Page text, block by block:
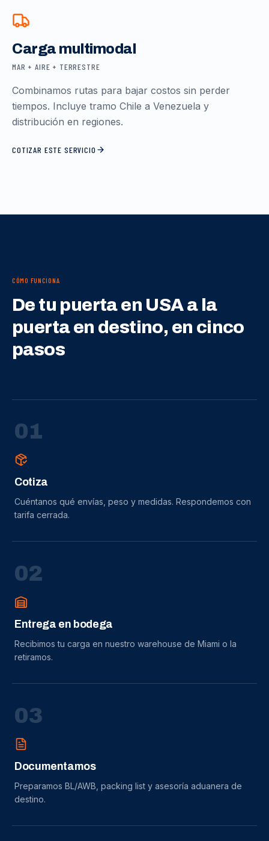
Carga multimodal
MAR + AIRE + TERRESTRE
Combinamos rutas para bajar costos sin perder
tiempos. Incluye tramo Chile a Venezuela y
distribución en regiones.
COTIZAR ESTE SERVICIO
CÓMO FUNCIONA
De tu puerta en USA a la
puerta en destino, en cinco
pasos
01
Cotiza
Cuéntanos qué envías, peso y medidas. Respondemos con
tarifa cerrada.
02
Entrega en bodega
Recibimos tu carga en nuestro warehouse de Miami o la
retiramos.
03
Documentamos
Preparamos BL/AWB, packing list y asesoría aduanera de
destino.